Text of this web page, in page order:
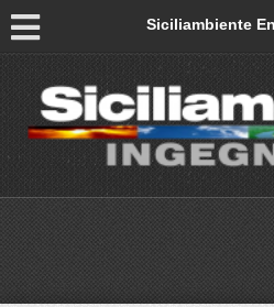
Siciliambiente